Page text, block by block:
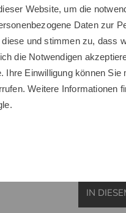
Sie scheinen sich in
Möchten Sie den
IN
Website, um die
Daten zur
und stimmen zu, dass
die Notwendigen
Ihre Einwilligung können
Weitere Informationen